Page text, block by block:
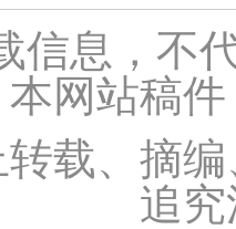
信息，不
本网站稿
载、摘
追